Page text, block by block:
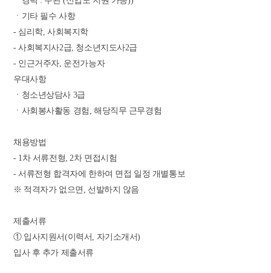
ㆍ기타 필수 사항
- 심리학, 사회복지학
- 사회복지사2급, 청소년지도사2급
- 인근거주자, 운전가능자
우대사항
ㆍ청소년상담사 3급
ㆍ사회봉사활동 경험, 해당직무 근무경험
채용방법
- 1차 서류전형, 2차 면접시험
- 서류전형 합격자에 한하여 면접 일정 개별통보
※ 적격자가 없으면, 선발하지 않음
제출서류
① 입사지원서(이력서, 자기소개서)
입사 후 추가 제출서류